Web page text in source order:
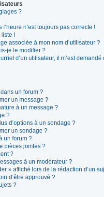
?
n’est toujours pas correcte !
liste !
associée à mon nom d’utilisateur ?
je le modifier ?
d’un utilisateur, il m’est demandé
un forum ?
un message ?
à un message ?
?
d’options à un sondage ?
un sondage ?
un forum ?
pièces jointes ?
?
à un modérateur ?
» affiché lors de la rédaction d’un
d’être approuvé ?
?